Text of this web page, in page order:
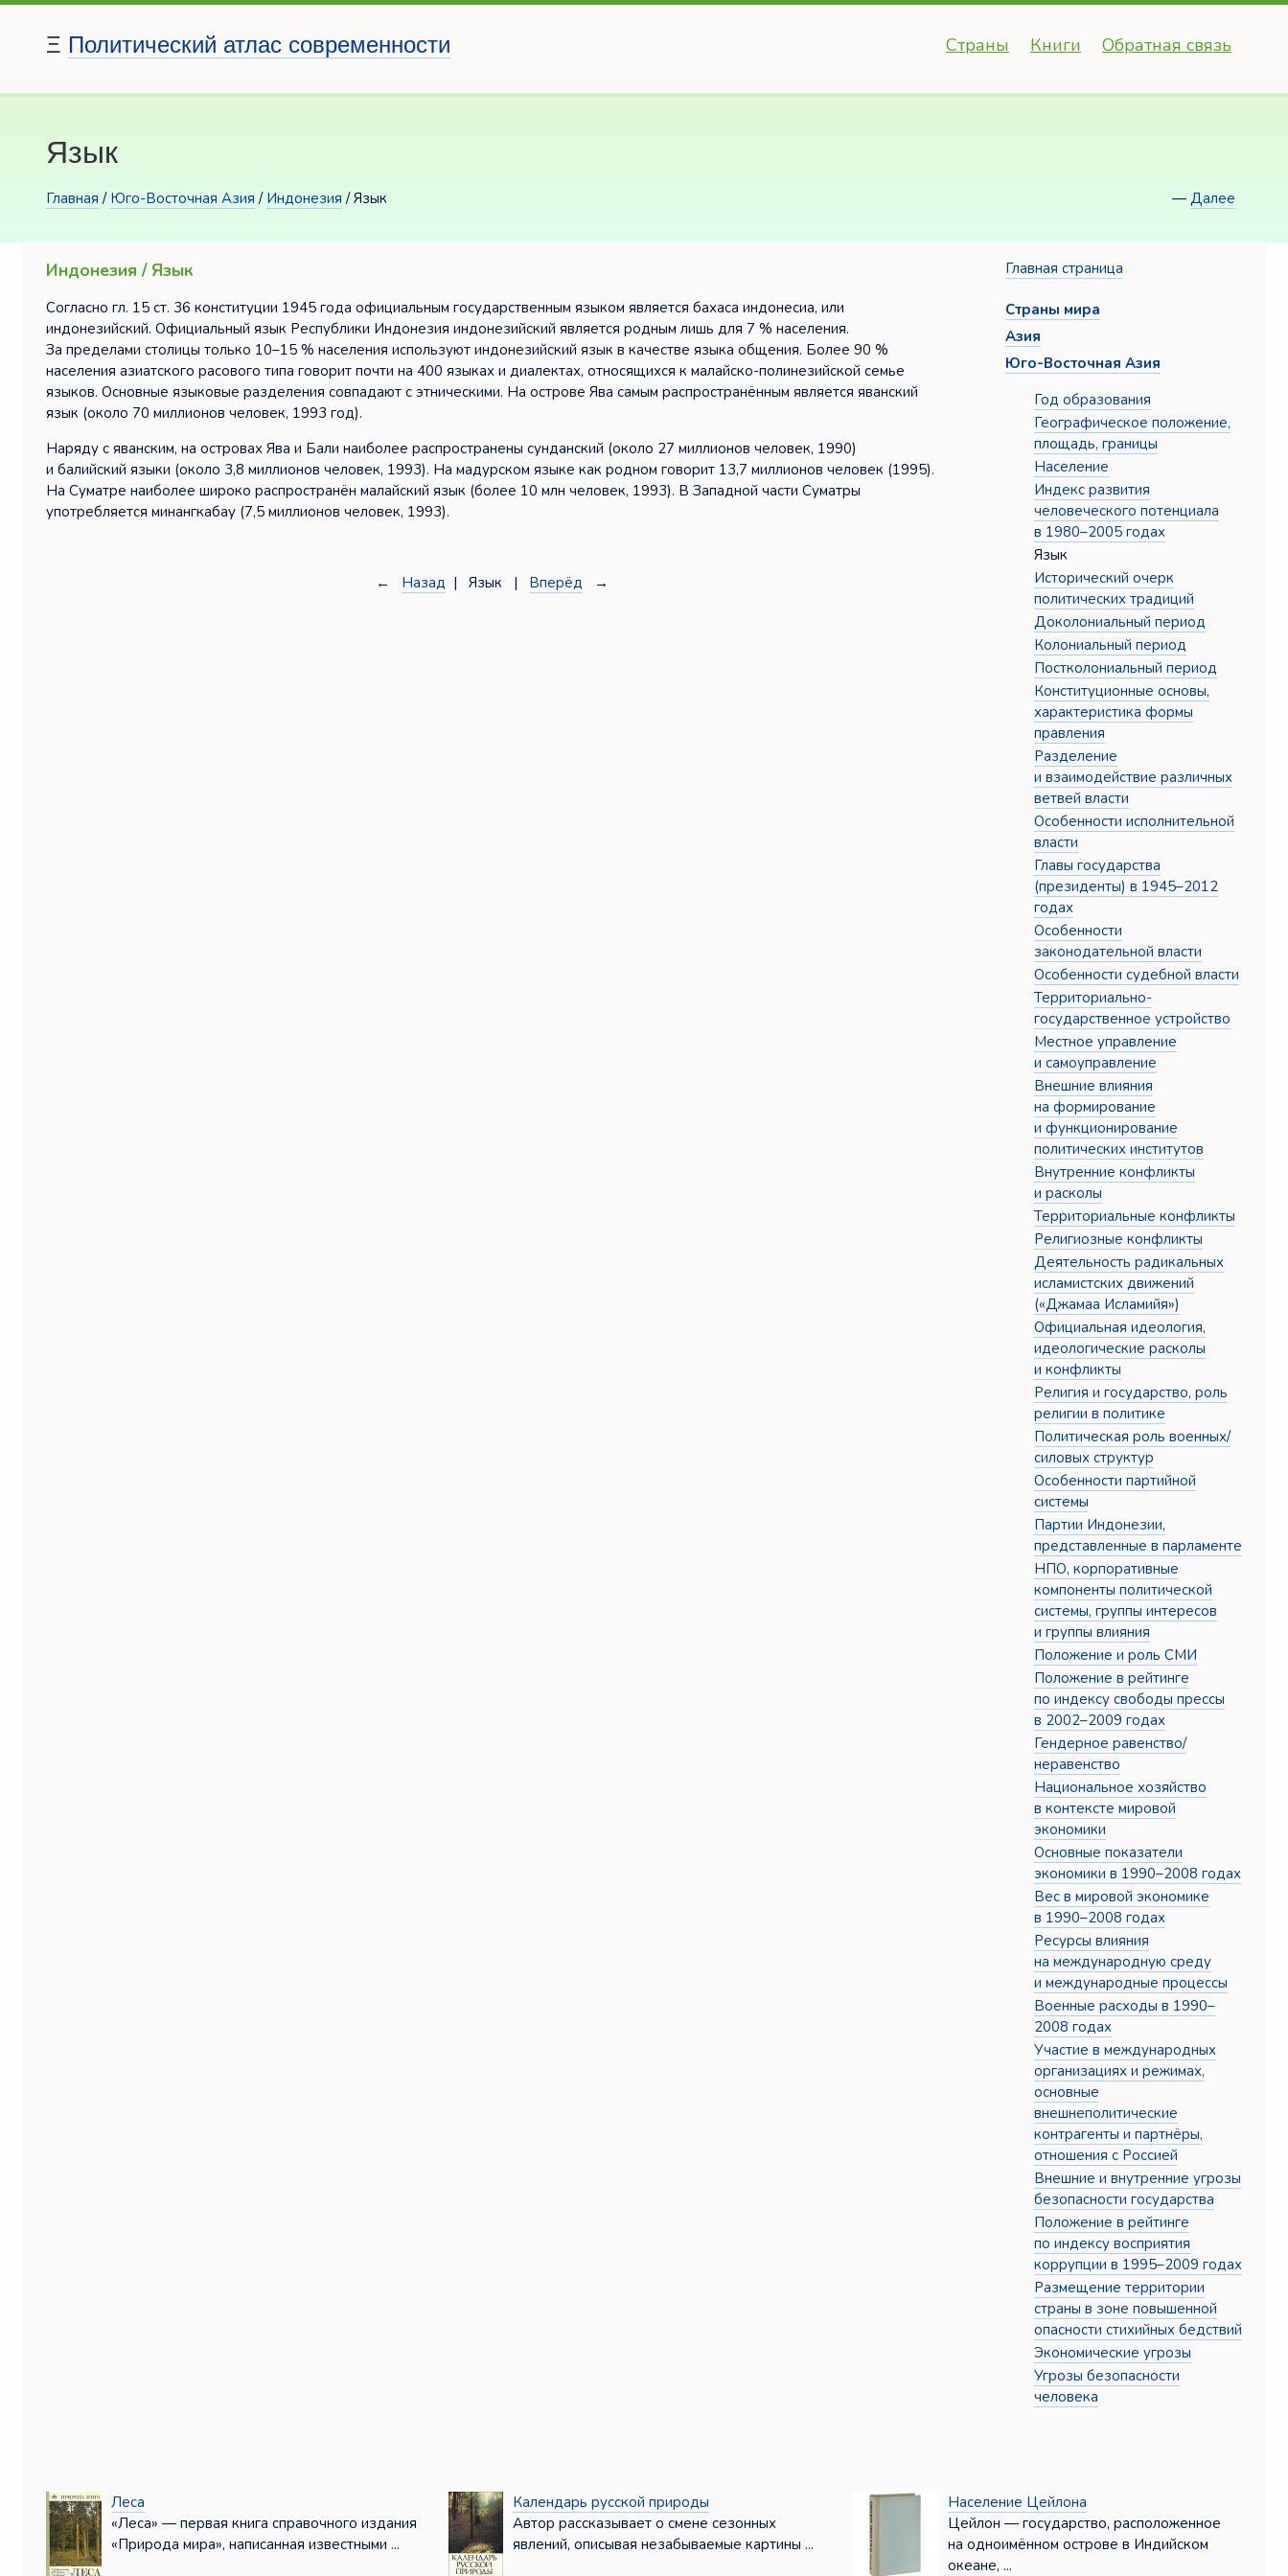
Ξ Политический атлас современности Страны Книги Обратная связь
Язык
Главная / Юго-Восточная Азия / Индонезия / Язык — Далее
Индонезия / Язык
Согласно гл. 15 ст. 36 конституции 1945 года официальным государственным языком является бахаса индонесиа, или
индонезийский. Официальный язык Республики Индонезия индонезийский является родным лишь для 7 % населения.
За пределами столицы только 10–15 % населения используют индонезийский язык в качестве языка общения. Более 90 %
населения азиатского расового типа говорит почти на 400 языках и диалектах, относящихся к малайско-полинезийской семье
языков. Основные языковые разделения совпадают с этническими. На острове Ява самым распространённым является яванский
язык (около 70 миллионов человек, 1993 год).
Наряду с яванским, на островах Ява и Бали наиболее распространены сунданский (около 27 миллионов человек, 1990)
и балийский языки (около 3,8 миллионов человек, 1993). На мадурском языке как родном говорит 13,7 миллионов человек (1995).
На Суматре наиболее широко распространён малайский язык (более 10 млн человек, 1993). В Западной части Суматры
употребляется минангкабау (7,5 миллионов человек, 1993).
← Назад | Язык | Вперёд →
Главная страница
Страны мира
Азия
Юго-Восточная Азия
Год образования
Географическое положение,
площадь, границы
Население
Индекс развития
человеческого потенциала
в 1980–2005 годах
Язык
Исторический очерк
политических традиций
Доколониальный период
Колониальный период
Постколониальный период
Конституционные основы,
характеристика формы
правления
Разделение
и взаимодействие различных
ветвей власти
Особенности исполнительной
власти
Главы государства
(президенты) в 1945–2012
годах
Особенности
законодательной власти
Особенности судебной власти
Территориально-
государственное устройство
Местное управление
и самоуправление
Внешние влияния
на формирование
и функционирование
политических институтов
Внутренние конфликты
и расколы
Территориальные конфликты
Религиозные конфликты
Деятельность радикальных
исламистских движений
(«Джамаа Исламийя»)
Официальная идеология,
идеологические расколы
и конфликты
Религия и государство, роль
религии в политике
Политическая роль военных/
силовых структур
Особенности партийной
системы
Партии Индонезии,
представленные в парламенте
НПО, корпоративные
компоненты политической
системы, группы интересов
и группы влияния
Положение и роль СМИ
Положение в рейтинге
по индексу свободы прессы
в 2002–2009 годах
Гендерное равенство/
неравенство
Национальное хозяйство
в контексте мировой
экономики
Основные показатели
экономики в 1990–2008 годах
Вес в мировой экономике
в 1990–2008 годах
Ресурсы влияния
на международную среду
и международные процессы
Военные расходы в 1990–
2008 годах
Участие в международных
организациях и режимах,
основные
внешнеполитические
контрагенты и партнёры,
отношения с Россией
Внешние и внутренние угрозы
безопасности государства
Положение в рейтинге
по индексу восприятия
коррупции в 1995–2009 годах
Размещение территории
страны в зоне повышенной
опасности стихийных бедствий
Экономические угрозы
Угрозы безопасности
человека
Леса
«Леса» — первая книга справочного издания
«Природа мира», написанная известными ...
Календарь русской природы
Автор рассказывает о смене сезонных
явлений, описывая незабываемые картины ...
Население Цейлона
Цейлон — государство, расположенное
на одноимён­ном острове в Индийском
океане, ...